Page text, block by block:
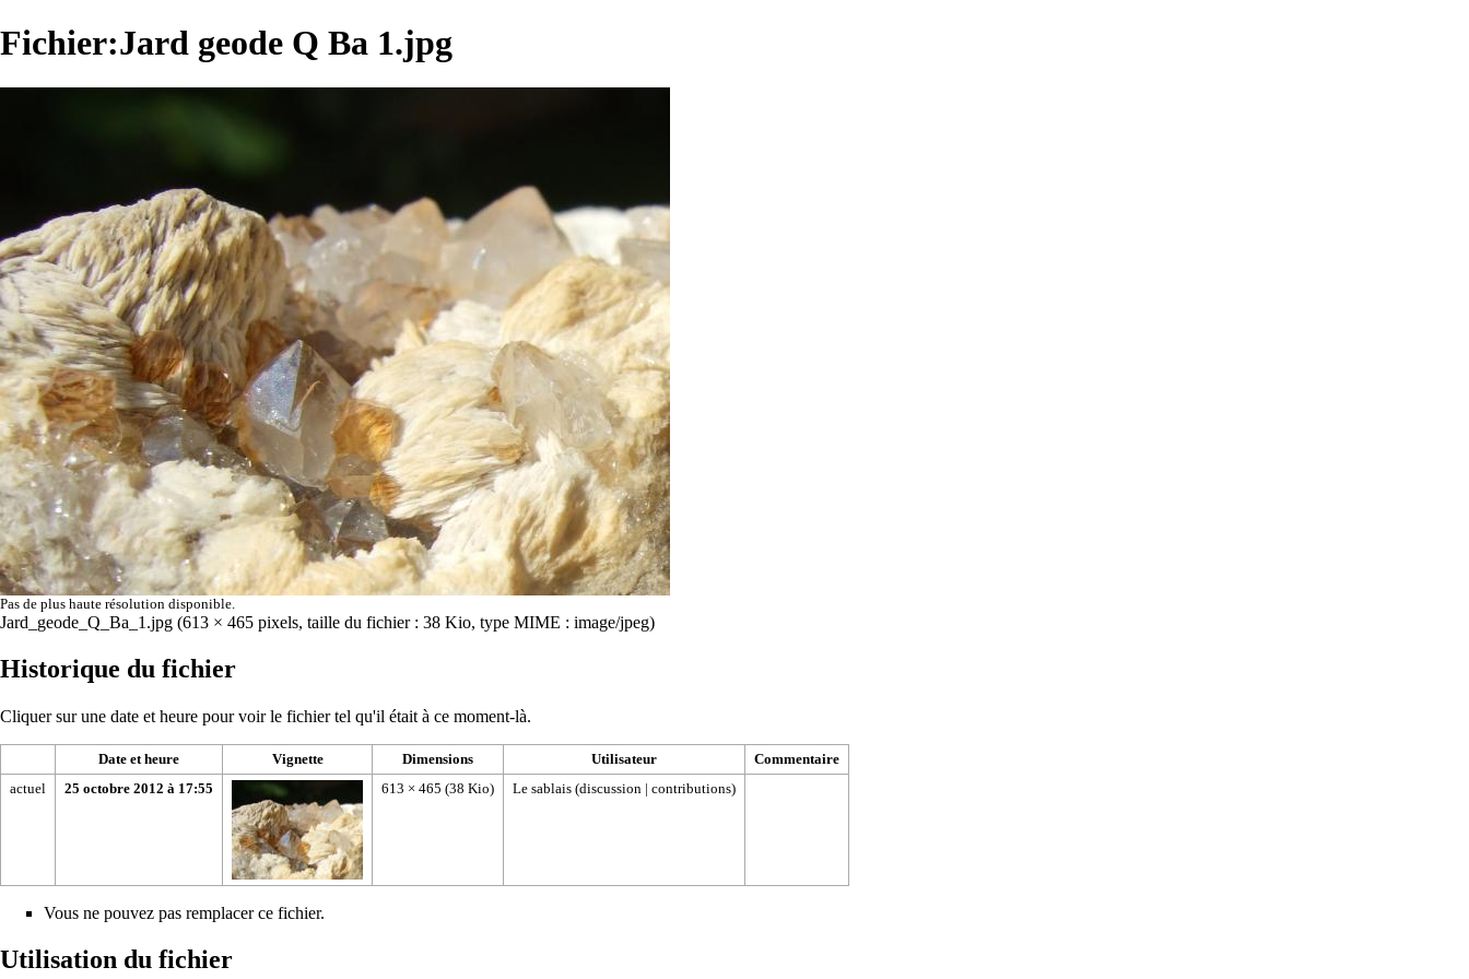
Fichier:Jard geode Q Ba 1.jpg
Pas de plus haute résolution disponible.
Jard_geode_Q_Ba_1.jpg (613 × 465 pixels, taille du fichier : 38 Kio, type MIME : image/jpeg)
Historique du fichier
Cliquer sur une date et heure pour voir le fichier tel qu'il était à ce moment-là.
Date et heure Vignette Dimensions Utilisateur
Commentaire
actuel
25 octobre 2012 à 17:55 613 × 465 (38 Kio) Le sablais (discussion | contributions)
Vous ne pouvez pas remplacer ce fichier.
Utilisation du fichier